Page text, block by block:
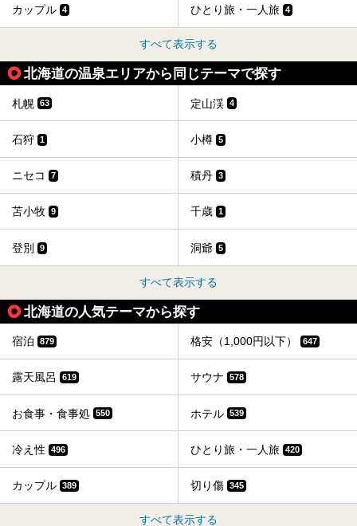
カップル 4 ひとり旅・一人旅 4
すべて表示する
北海道の温泉エリアから同じテーマで探す
札幌 63 定山渓 4
石狩 1 小樽 5
ニセコ 7 積丹 3
苫小牧 9 千歳 1
登別 9 洞爺 5
すべて表示する
北海道の人気テーマから探す
宿泊 879 格安（1,000円以下） 647
露天風呂 619 サウナ 578
お食事・食事処 550 ホテル 539
冷え性 496 ひとり旅・一人旅 420
カップル 389 切り傷 345
すべて表示する